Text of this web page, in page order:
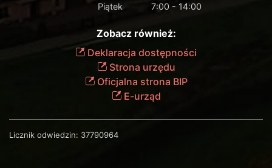
Piątek
7:00 - 14:00
Zobacz również:
Deklaracja dostępności
Strona urzędu
Oficjalna strona BIP
E-urząd
Licznik odwiedzin: 37790964